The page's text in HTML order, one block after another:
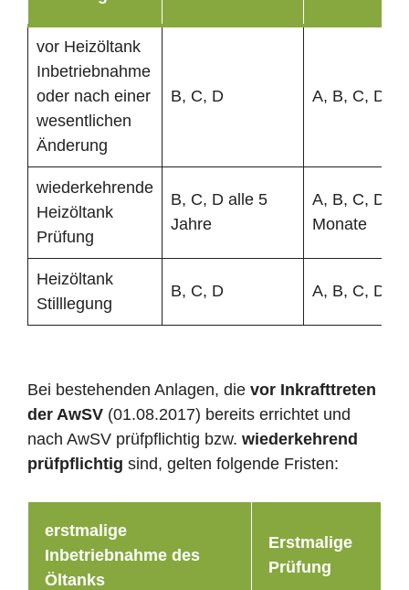
vor Heizöltank
Inbetriebnahme
oder nach einer
wesentlichen
Änderung
B, C, D A, B, C, D
wiederkehrende
Heizöltank
Prüfung
B, C, D alle 5
Jahre
A, B, C, D
Monate
Heizöltank
Stilllegung
B, C, D A, B, C, D
Bei bestehenden Anlagen, die vor Inkrafttreten
der AwSV (01.08.2017) bereits errichtet und
nach AwSV prüfpflichtig bzw. wiederkehrend
prüfpflichtig sind, gelten folgende Fristen:
erstmalige
Inbetriebnahme des
Öltanks
Erstmalige
Prüfung